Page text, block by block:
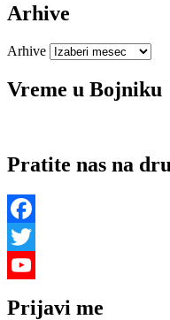
Arhive
Arhive
Vreme u Bojniku
Pratite nas na
Facebook
Twitter
Prijavi me